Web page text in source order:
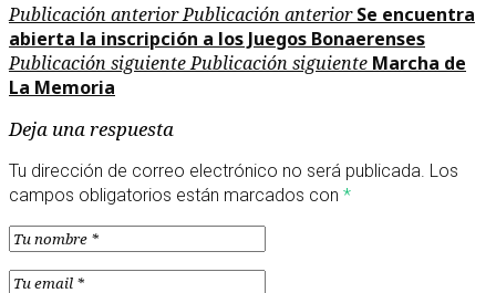
Publicación anteriorPublicación anterior Se encuentra
abierta la inscripción a los Juegos Bonaerenses
Publicación siguientePublicación siguiente Marcha de
La Memoria
Deja una respuesta
Tu dirección de correo electrónico no será publicada. Los
campos obligatorios están marcados con *